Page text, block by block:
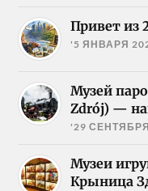
Привет из
'5 ЯНВАРЯ
Музей
Zdrój) —
'29
Музеи
Крыница